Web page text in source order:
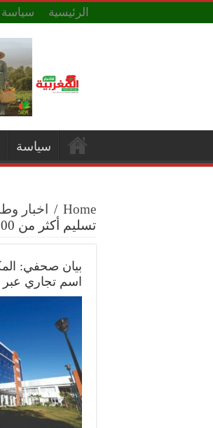
الرئيسية سياسة
سياسة
Home
/ اخبار
تسليم أكثر من 200.000 اسم تجاري عبر المنصة الرقمية الجديدة
اسم تجاري عبر